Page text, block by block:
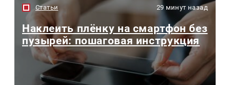
Статьи 29 минут назад
Наклеить плёнку на смартфон без
пузырей: пошаговая инструкция